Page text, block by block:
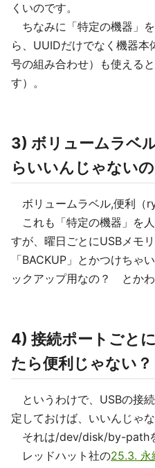
くいのです。
ちなみに「特定の機器」
ら、UUIDだけでなく機器
号の組み合わせ）も使える
す）。
3) ボリュームラベ
らいいんじゃないの
ボリュームラベル,便利（
これも「特定の機器」を
すが、曜日ごとにUSBメモ
「BACKUP」とかつけちゃ
ックアップ用なの？ とかわ
4) 接続ポートごと
たら便利じゃない？
というわけで、USBの接
定しておけば、いいんじゃ
それは/dev/disk/by-path
レッドハット社の25.3. 永